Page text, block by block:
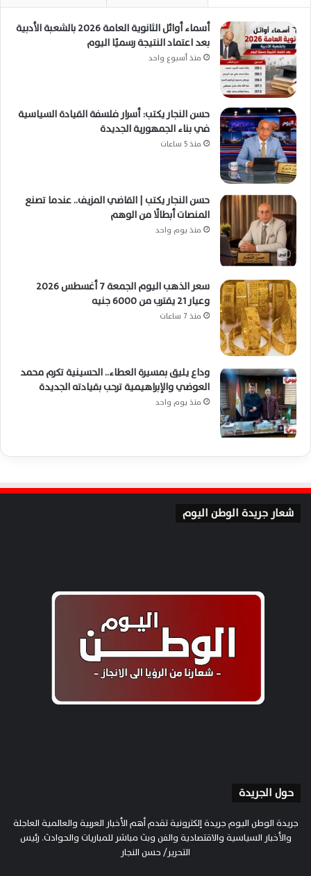
أسماء أوائل الثانوية العامة 2026 بالشعبة الأدبية
بعد اعتماد النتيجة رسميًا اليوم
منذ أسبوع واحد
حسن النجار يكتب: أسرار فلسفة القيادة السياسية
في بناء الجمهورية الجديدة
منذ 5 ساعات
حسن النجار يكتب | القاضي المزيف.. عندما تصنع
المنصات أبطالًا من الوهم
منذ يوم واحد
سعر الذهب اليوم الجمعة 7 أغسطس 2026
وعيار 21 يقترب من 6000 جنيه
منذ 7 ساعات
وداع يليق بمسيرة العطاء.. الحسينية تكرم محمد
العوضي والإبراهيمية ترحب بقيادته الجديدة
منذ يوم واحد
شعار جريدة الوطن اليوم
حول الجريدة
جريدة الوطن اليوم جريدة إلكترونية تقدم أهم الأخبار العربية والعالمية العاجلة
والأخبار السياسية والاقتصادية والفن وبث مباشر للمباريات والحوادث. رئيس
التحرير/ حسن النجار